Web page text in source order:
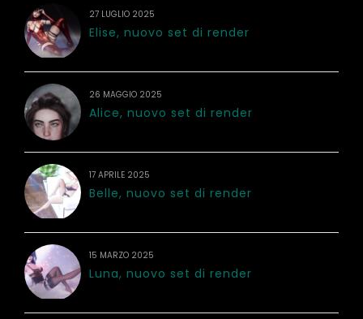
27 LUGLIO 2025
Elise, nuovo set di render
26 MAGGIO 2025
Alice, nuovo set di render
17 APRILE 2025
Belle, nuovo set di render
15 MARZO 2025
Luna, nuovo set di render